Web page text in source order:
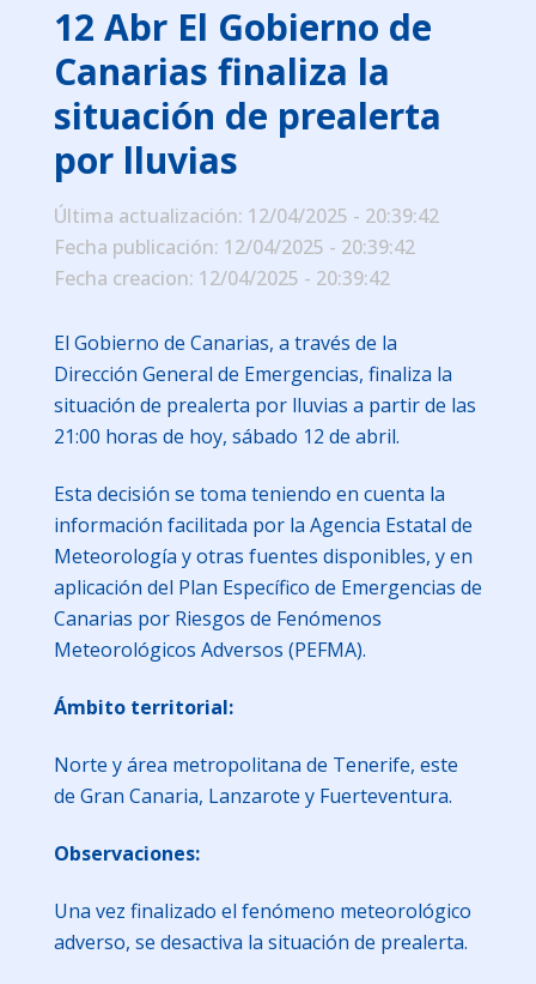
12 AbrEl Gobierno de
Canarias finaliza la
situación de prealerta
por lluvias
Última actualización: 12/04/2025 - 20:39:42
Fecha publicación: 12/04/2025 - 20:39:42
Fecha creacion: 12/04/2025 - 20:39:42
El Gobierno de Canarias, a través de la
Dirección General de Emergencias, finaliza la
situación de prealerta por lluvias a partir de las
21:00 horas de hoy, sábado 12 de abril.
Esta decisión se toma teniendo en cuenta la
información facilitada por la Agencia Estatal de
Meteorología y otras fuentes disponibles, y en
aplicación del Plan Específico de Emergencias de
Canarias por Riesgos de Fenómenos
Meteorológicos Adversos (PEFMA).
Ámbito territorial:
Norte y área metropolitana de Tenerife, este
de Gran Canaria, Lanzarote y Fuerteventura.
Observaciones:
Una vez finalizado el fenómeno meteorológico
adverso, se desactiva la situación de prealerta.